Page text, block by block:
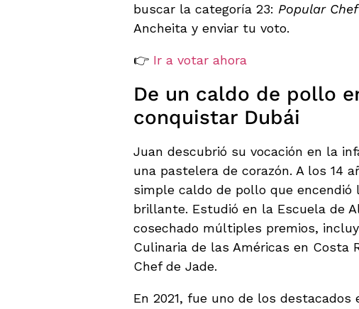
buscar la categoría 23: Popular
Ancheita y enviar tu voto.
👉 Ir a votar ahora
De un caldo de pollo
conquistar Dubái
Juan descubrió su vocación en la
una pastelera de corazón. A los 14
simple caldo de pollo que encendió
brillante. Estudió en la Escuela de
cosechado múltiples premios,
Culinaria de las Américas en Costa
Chef de Jade.
En 2021, fue uno de los destacados